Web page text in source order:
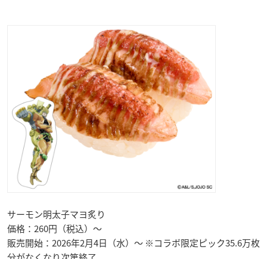
サーモン明太子マヨ炙り
価格：260円（税込）～
販売開始：2026年2月4日（水）～ ※コラボ限定ピック35.6万枚